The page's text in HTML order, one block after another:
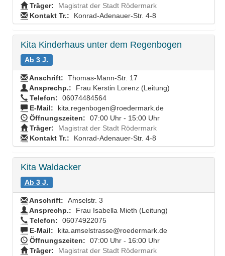
Träger:
Magistrat der Stadt Rödermark
Kontakt Tr.:
Konrad-Adenauer-Str. 4-8
Kita Kinderhaus unter dem Regenbogen
Ab 3 J.
Anschrift:
Thomas-Mann-Str. 17
Ansprechp.:
Frau Kerstin Lorenz (Leitung)
Telefon:
06074484564
E-Mail:
kita.regenbogen@roedermark.de
Öffnungszeiten:
07:00 Uhr - 15:00 Uhr
Träger:
Magistrat der Stadt Rödermark
Kontakt Tr.:
Konrad-Adenauer-Str. 4-8
Kita Waldacker
Ab 3 J.
Anschrift:
Amselstr. 3
Ansprechp.:
Frau Isabella Mieth (Leitung)
Telefon:
06074922075
E-Mail:
kita.amselstrasse@roedermark.de
Öffnungszeiten:
07:00 Uhr - 16:00 Uhr
Träger:
Magistrat der Stadt Rödermark